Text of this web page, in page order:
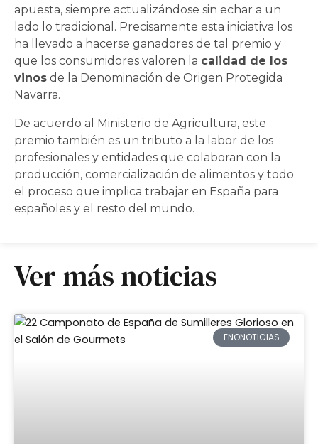
apuesta, siempre actualizándose sin echar a un
lado lo tradicional. Precisamente esta iniciativa los
ha llevado a hacerse ganadores de tal premio y
que los consumidores valoren la calidad de los
vinos de la Denominación de Origen Protegida
Navarra.
De acuerdo al Ministerio de Agricultura, este
premio también es un tributo a la labor de los
profesionales y entidades que colaboran con la
producción, comercialización de alimentos y todo
el proceso que implica trabajar en España para
españoles y el resto del mundo.
Ver más noticias
ENONOTICIAS